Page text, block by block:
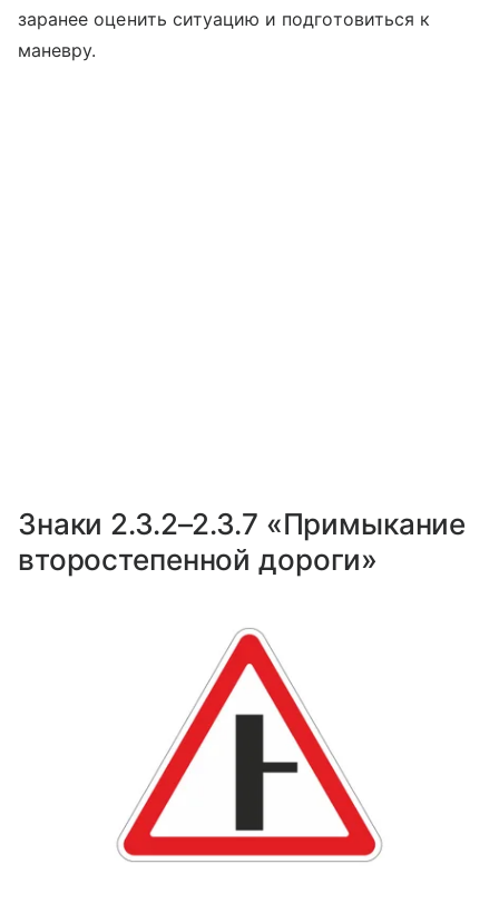
заранее оценить ситуацию и подготовиться к
маневру.
Знаки 2.3.2–2.3.7 «Примыкание
второстепенной дороги»